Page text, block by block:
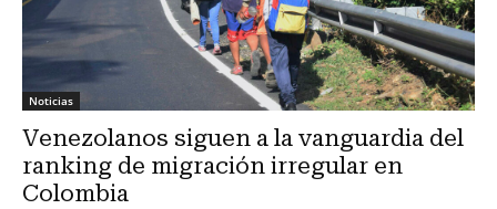
Noticias
Venezolanos siguen a la vanguardia del
ranking de migración irregular en
Colombia